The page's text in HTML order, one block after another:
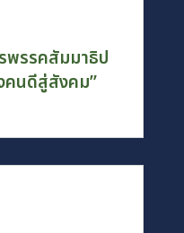
คนดีสู่สังคม”